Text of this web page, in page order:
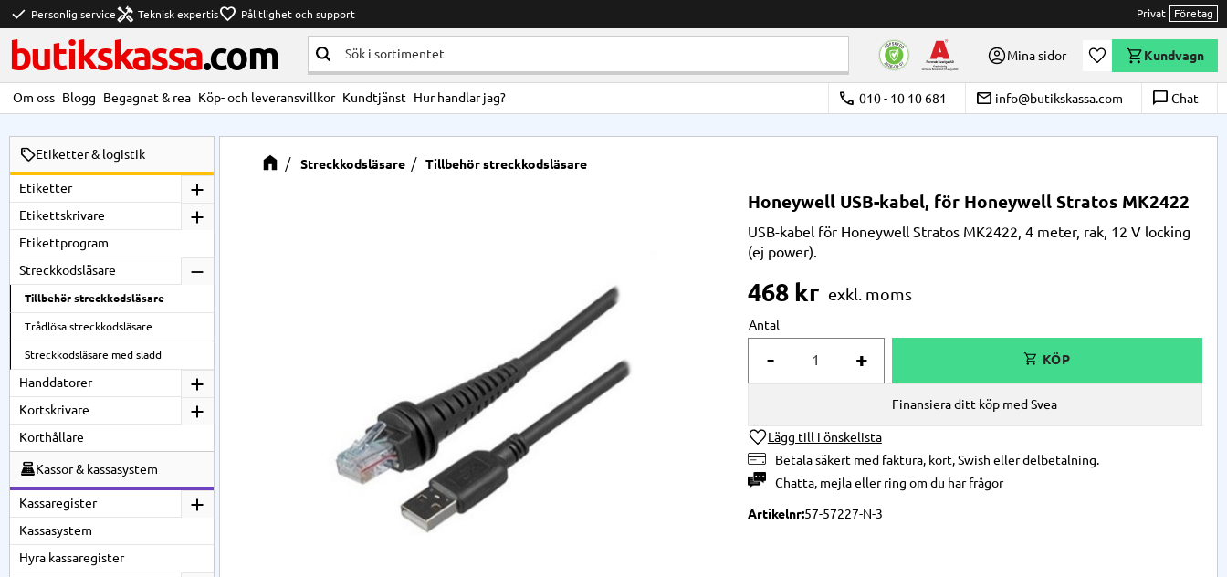
check Personlig servicehandyman Teknisk expertisfavorite Pålitlighet och support Privat Företag
butikskassa.com Mina sidor Önskelista
Kundvagn
Om oss Blogg Begagnat & rea Köp- och leveransvillkor Kundtjänst Hur handlar jag? call 010 - 10 10 681 email info@butikskassa.com chat_bubble_outline Chat
Streckkodsläsare Tillbehör streckkodsläsare
Honeywell USB-kabel, för Honeywell Stratos MK2422
USB-kabel för Honeywell Stratos MK2422, 4 meter, rak, 12 V locking
(ej power).
468kr
Antal
+
-
Lägg till i önskelista
Betala säkert med faktura, kort, Swish eller delbetalning.
Chatta, mejlaellerring om du har frågor
Finansiera ditt köp med Svea
Artikelnr57-57227-N-3
Etiketter & logistik
Etiketter
Etikettskrivare
Etikettprogram
Streckkodsläsare
Tillbehör streckkodsläsare
Trådlösa streckkodsläsare
Streckkodsläsare med sladd
Handdatorer
Kortskrivare
Korthållare
Kassor & kassasystem
Kassaregister
Kassasystem
Hyra kassaregister